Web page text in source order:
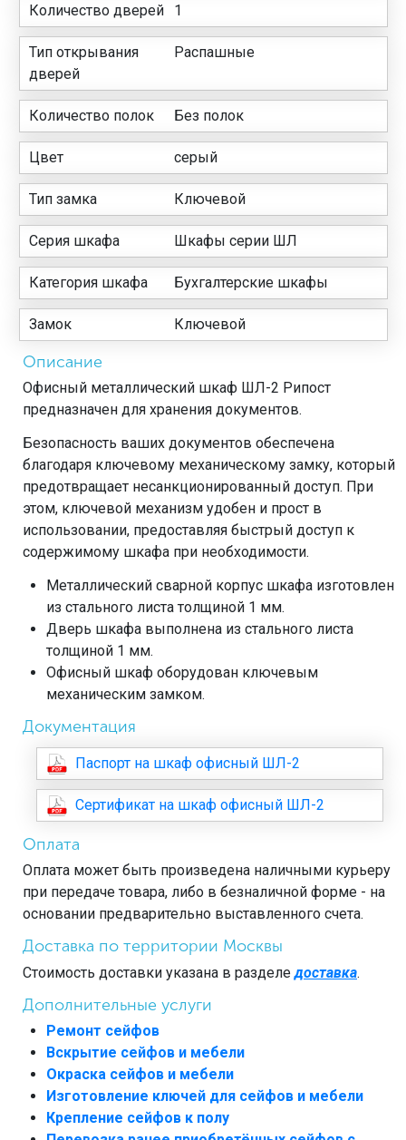
Количество дверей 1
Тип открывания
дверей
Распашные
Количество полок Без полок
Цвет серый
Тип замка Ключевой
Серия шкафа Шкафы серии ШЛ
Категория шкафа Бухгалтерские шкафы
Замок Ключевой
Описание
Офисный металлический шкаф ШЛ-2 Рипост
предназначен для хранения документов.
Безопасность ваших документов обеспечена
благодаря ключевому механическому замку, который
предотвращает несанкционированный доступ. При
этом, ключевой механизм удобен и прост в
использовании, предоставляя быстрый доступ к
содержимому шкафа при необходимости.
Металлический сварной корпус шкафа изготовлен
из стального листа толщиной 1 мм.
Дверь шкафа выполнена из стального листа
толщиной 1 мм.
Офисный шкаф оборудован ключевым
механическим замком.
Документация
Паспорт на шкаф офисный ШЛ-2
Сертификат на шкаф офисный ШЛ-2
Оплата
Оплата может быть произведена наличными курьеру
при передаче товара, либо в безналичной форме - на
основании предварительно выставленного счета.
Доставка по территории Москвы
Стоимость доставки указана в разделедоставка.
Дополнительные услуги
Ремонт сейфов
Вскрытие сейфов и мебели
Окраска сейфов и мебели
Изготовление ключей для сейфов и мебели
Крепление сейфов к полу